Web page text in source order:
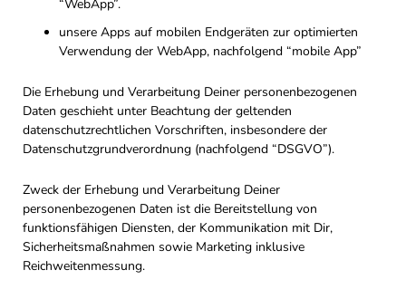
“WebApp”.
unsere Apps auf mobilen Endgeräten zur optimierten
Verwendung der WebApp, nachfolgend “mobile App”
Die Erhebung und Verarbeitung Deiner personenbezogenen
Daten geschieht unter Beachtung der geltenden
datenschutzrechtlichen Vorschriften, insbesondere der
Datenschutzgrundverordnung (nachfolgend “DSGVO”).
Zweck der Erhebung und Verarbeitung Deiner
personenbezogenen Daten ist die Bereitstellung von
funktionsfähigen Diensten, der Kommunikation mit Dir,
Sicherheitsmaßnahmen sowie Marketing inklusive
Reichweitenmessung.